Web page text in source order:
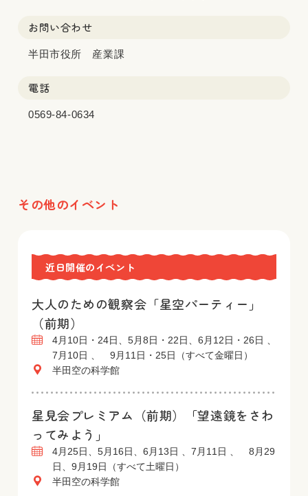
お問い合わせ
半田市役所 産業課
電話
0569-84-0634
その他のイベント
近日開催のイベント
大人のための観察会「星空パーティー」
（前期）
4月10日・24日、5月8日・22日、6月12日・26日 、
7月10日 、 9月11日・25日（すべて金曜日）
半田空の科学館
星見会プレミアム（前期）「望遠鏡をさわ
ってみよう」
4月25日、5月16日、6月13日 、7月11日 、 8月29
日、9月19日（すべて土曜日）
半田空の科学館